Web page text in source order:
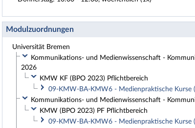
Modulzuordnungen
Universität Bremen
Kommunikations- und Medienwissenschaft -
2026
KMW KF (BPO 2023) Pflichtbereich
09-KMW-BA-KMW6 - Medienpraktische Kurse
Kommunikations- und Medienwissenschaft -
KMW (BPO 2023) PF Pflichtbereich
09-KMW-BA-KMW6 - Medienpraktische Kurse